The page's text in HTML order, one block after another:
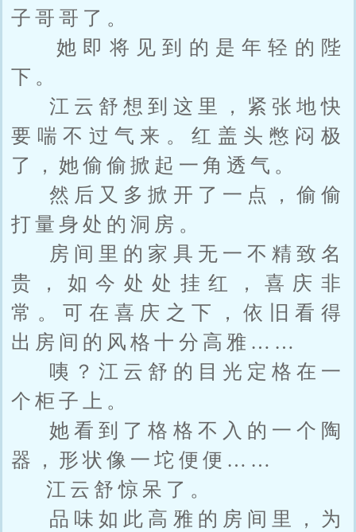
子哥哥了。
她即将见到的是年轻的陛
下。
江云舒想到这里，紧张地快
要喘不过气来。红盖头憋闷极
了，她偷偷掀起一角透气。
然后又多掀开了一点，偷偷
打量身处的洞房。
房间里的家具无一不精致名
贵，如今处处挂红，喜庆非
常。可在喜庆之下，依旧看得
出房间的风格十分高雅……
咦？江云舒的目光定格在一
个柜子上。
她看到了格格不入的一个陶
器，形状像一坨便便……
江云舒惊呆了。
品味如此高雅的房间里，为